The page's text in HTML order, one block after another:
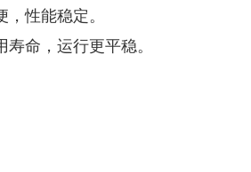
性能稳定。
命，运行更平稳。